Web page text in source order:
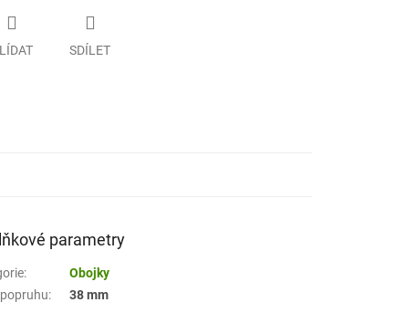
SDÍLET
parametry
:
Obojky
: 38 mm